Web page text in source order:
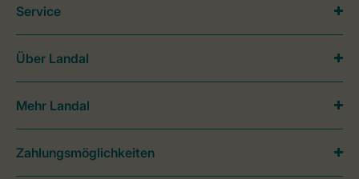
Service
Über Landal
Mehr Landal
Zahlungsmöglichkeiten